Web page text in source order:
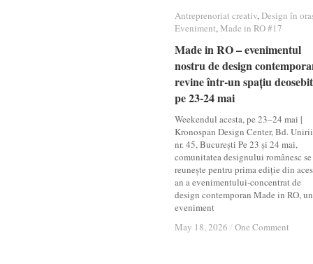
Antreprenoriat creativ,Design în
Eveniment,Made in RO #17
Made in RO – evenimentul
nostru de design
revine într-un spațiu
pe 23-24 mai
Weekendul acesta, pe 23–24 mai |
Kronospan Design Center, Bd. Unirii
nr. 45, București Pe 23 și 24 mai,
comunitatea designului românesc se
reunește pentru prima ediție din
an a evenimentului-concentrat de
design contemporan Made in RO, un
eveniment
May 18, 2026 / One Comment
Antreprenoriat creativ Design în
Eveniment Made in RO #17
Made in RO – evenimentul
nostru de design
revine într-un spațiu
pe 23-24 mai
May 18, 2026 / One Comment